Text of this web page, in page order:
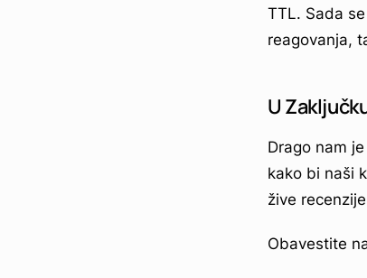
TTL. Sada
reagovanja,
U
Drago nam
kako bi naši
žive
Obavestite